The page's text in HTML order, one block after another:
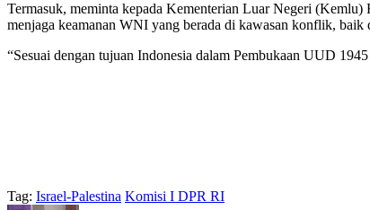
Termasuk, meminta kepada Kementerian Luar Negeri
menjaga keamanan WNI yang berada di kawasan konflik, baik
“Sesuai dengan tujuan Indonesia dalam Pembukaan UUD
Tag: Israel-Palestina Komisi I DPR RI